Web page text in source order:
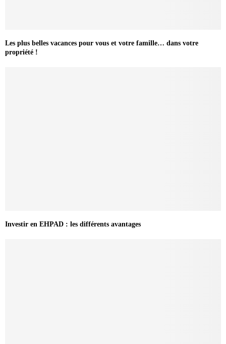
Les plus belles vacances pour vous et votre famille… dans votre
propriété !
Investir en EHPAD : les différents avantages